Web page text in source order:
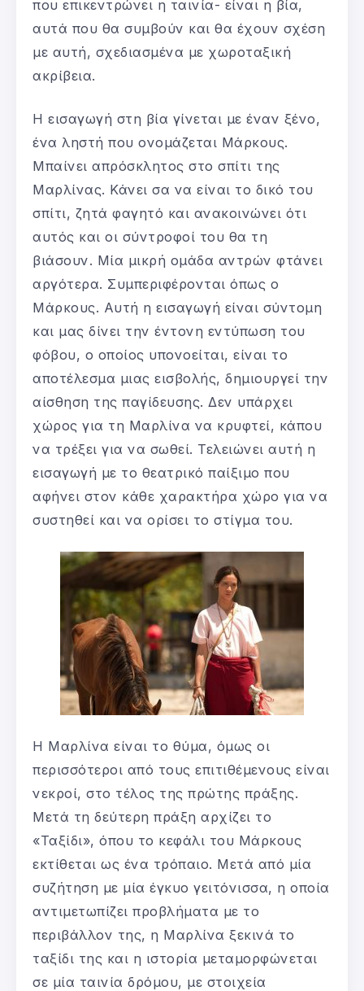
που επικεντρώνει η ταινία- είναι η βία,
αυτά που θα συμβούν και θα έχουν σχέση
με αυτή, σχεδιασμένα με χωροταξική
ακρίβεια.
Η εισαγωγή στη βία γίνεται με έναν ξένο,
ένα ληστή που ονομάζεται Μάρκους.
Μπαίνει απρόσκλητος στο σπίτι της
Μαρλίνας. Κάνει σα να είναι το δικό του
σπίτι, ζητά φαγητό και ανακοινώνει ότι
αυτός και οι σύντροφοί του θα τη
βιάσουν. Μία μικρή ομάδα αντρών φτάνει
αργότερα. Συμπεριφέρονται όπως ο
Μάρκους. Αυτή η εισαγωγή είναι σύντομη
και μας δίνει την έντονη εντύπωση του
φόβου, ο οποίος υπονοείται, είναι το
αποτέλεσμα μιας εισβολής, δημιουργεί την
αίσθηση της παγίδευσης. Δεν υπάρχει
χώρος για τη Μαρλίνα να κρυφτεί, κάπου
να τρέξει για να σωθεί. Τελειώνει αυτή η
εισαγωγή με το θεατρικό παίξιμο που
αφήνει στον κάθε χαρακτήρα χώρο για να
συστηθεί και να ορίσει το στίγμα του.
Η Μαρλίνα είναι το θύμα, όμως οι
περισσότεροι από τους επιτιθέμενους είναι
νεκροί, στο τέλος της πρώτης πράξης.
Μετά τη δεύτερη πράξη αρχίζει το
«Ταξίδι», όπου το κεφάλι του Μάρκους
εκτίθεται ως ένα τρόπαιο. Μετά από μία
συζήτηση με μία έγκυο γειτόνισσα, η οποία
αντιμετωπίζει προβλήματα με το
περιβάλλον της, η Μαρλίνα ξεκινά το
ταξίδι της και η ιστορία μεταμορφώνεται
σε μία ταινία δρόμου, με στοιχεία